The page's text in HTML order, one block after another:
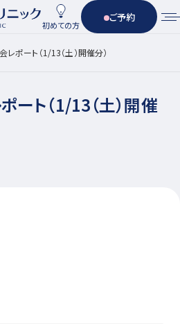
初めての方
ご予約
ポート（1/13（土）開催分）
ト（1/13（土）開催